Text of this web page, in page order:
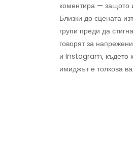
коментира — защото
Близки до сцената
групи преди да
говорят за
и Instagram, където
имиджът е толкова